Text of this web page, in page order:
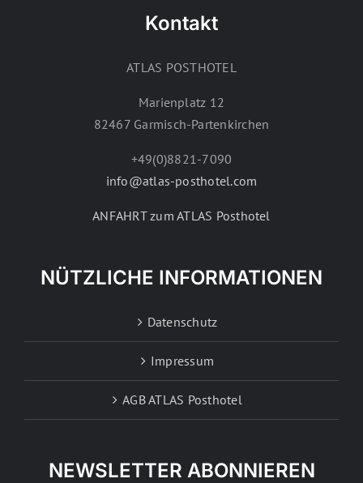
Kontakt
ATLAS POSTHOTEL
Marienplatz 12
82467 Garmisch-Partenkirchen
+49(0)8821-7090
info@atlas-posthotel.com
ANFAHRT zum ATLAS Posthotel
NÜTZLICHE INFORMATIONEN
Datenschutz
Impressum
AGB ATLAS Posthotel
NEWSLETTER ABONNIEREN